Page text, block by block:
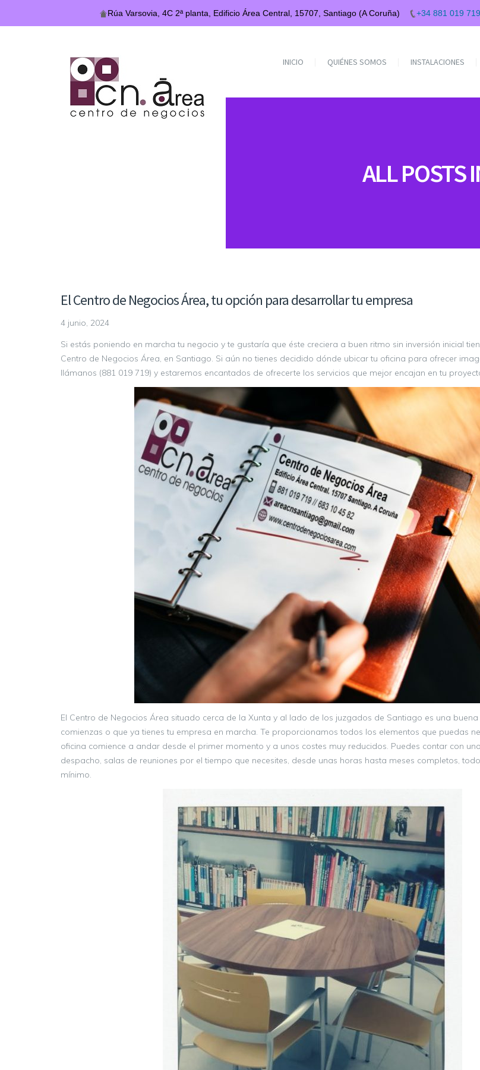
Rúa Varsovia, 4C 2ª planta, Edificio Área Central, 15707, Santiago (A Coruña) +34 881 019 719
INICIO QUIÉNES SOMOS INSTALACIONES
ALL POSTS
El Centro de Negocios Área, tu opción para desarrollar tu empresa
4 junio, 2024
Si estás poniendo en marcha tu negocio y te gustaría que éste creciera a buen ritmo sin inversión inicial
Centro de Negocios Área, en Santiago. Si aún no tienes decidido dónde ubicar tu oficina para ofrecer
llámanos (881 019 719) y estaremos encantados de ofrecerte los servicios que mejor encajan en tu
El Centro de Negocios Área situado cerca de la Xunta y al lado de los juzgados de Santiago es una
comienzas o que ya tienes tu empresa en marcha. Te proporcionamos todos los elementos que puedas
oficina comience a andar desde el primer momento y a unos costes muy reducidos. Puedes contar con
despacho, salas de reuniones por el tiempo que necesites, desde unas horas hasta meses completos,
mínimo.